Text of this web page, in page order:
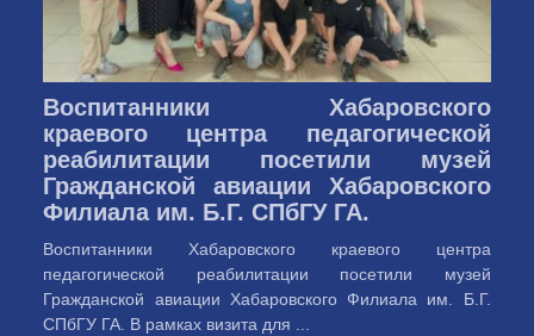
Воспитанники Хабаровского
краевого центра педагогической
реабилитации посетили музей
Гражданской авиации Хабаровского
Филиала им. Б.Г. СПбГУ ГА.
Воспитанники Хабаровского краевого центра
педагогической реабилитации посетили музей
Гражданской авиации Хабаровского Филиала им. Б.Г.
СПбГУ ГА. В рамках визита для ...